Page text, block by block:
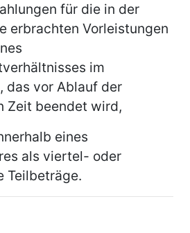
für die in der
erbrachten Vorleistungen
im
das vor Ablauf der
Zeit beendet wird,
eines
als viertel- oder
Teilbeträge.